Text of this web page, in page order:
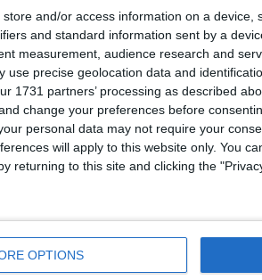
store and/or access information on a device,
and standard information sent by a
measurement, audience research and
use precise geolocation data and
1731 partners’ processing as described
change your preferences before
personal data may not require your
will apply to this website only. You
returning to this site and clicking the
OPTIONS
région, ou nom d’agence.
et tape le nom de ta
Lyon, Toulouse, Bordeaux, Lille,
administrative. Voici les 13 régions